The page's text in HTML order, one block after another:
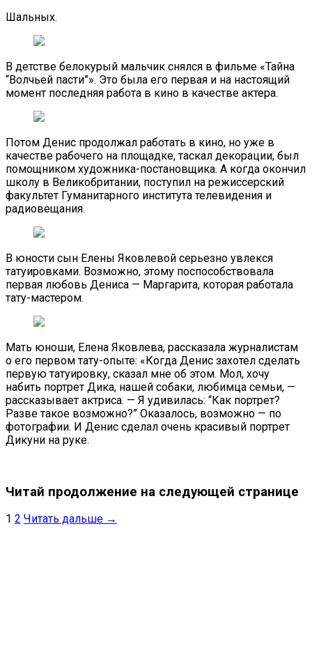
Шальных.
В детстве белокурый мальчик снялся в фильме «Тайна
“Волчьей пасти”». Это была его первая и на настоящий
момент последняя работа в кино в качестве актера.
Потом Денис продолжал работать в кино, но уже в
качестве рабочего на площадке, таскал декорации, был
помощником художника-постановщика. А когда окончил
школу в Великобритании, поступил на режиссерский
факультет Гуманитарного института телевидения и
радиовещания.
В юности сын Елены Яковлевой серьезно увлекся
татуировками. Возможно, этому поспособствовала
первая любовь Дениса — Маргарита, которая работала
тату-мастером.
Мать юноши, Елена Яковлева, рассказала журналистам
о его первом тату-опыте: «Когда Денис захотел сделать
первую татуировку, сказал мне об этом. Мол, хочу
набить портрет Дика, нашей собаки, любимца семьи, —
рассказывает актриса. — Я удивилась: “Как портрет?
Разве такое возможно?” Оказалось, возможно — по
фотографии. И Денис сделал очень красивый портрет
Дикуни на руке.
Читай продолжение на следующей странице
1 2 Читать дальше →